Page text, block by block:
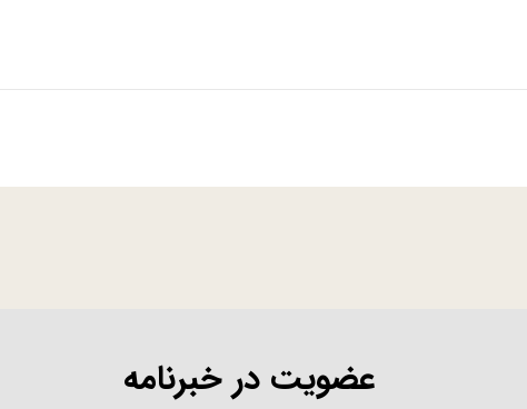
عضویت در خبرنامه